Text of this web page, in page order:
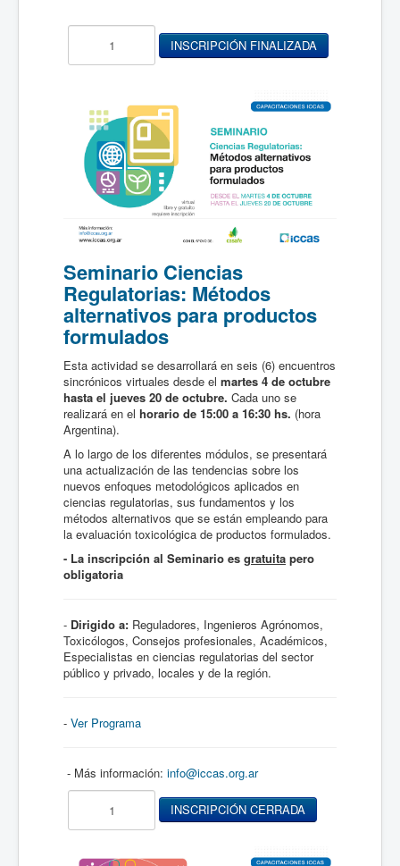
Seminario Ciencias
Regulatorias: Métodos
alternativos para productos
formulados
Esta actividad se desarrollará en seis (6) encuentros
sincrónicos virtuales desde el martes 4 de octubre
hasta el jueves 20 de octubre. Cada uno se
realizará en el horario de 15:00 a 16:30 hs. (hora
Argentina).
A lo largo de los diferentes módulos, se presentará
una actualización de las tendencias sobre los
nuevos enfoques metodológicos aplicados en
ciencias regulatorias, sus fundamentos y los
métodos alternativos que se están empleando para
la evaluación toxicológica de productos formulados.
- La inscripción al Seminario es gratuita pero
obligatoria
- Dirigido a: Reguladores, Ingenieros Agrónomos,
Toxicólogos, Consejos profesionales, Académicos,
Especialistas en ciencias regulatorias del sector
público y privado, locales y de la región.
- Ver Programa
- Más información: info@iccas.org.ar